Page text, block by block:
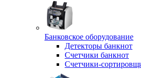
Банковское оборудование
Детекторы банкнот
Счетчики банкнот
Счетчики-